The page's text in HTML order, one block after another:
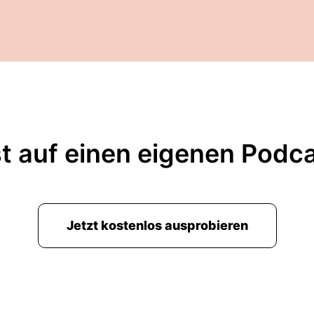
auf einen eigenen
Jetzt kostenlos ausprobieren